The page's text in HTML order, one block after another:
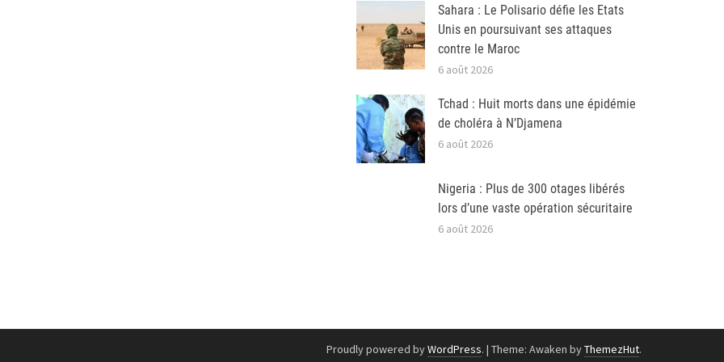
Sahara : Le Polisario défie les Etats
Unis en poursuivant ses attaques
contre le Maroc
6 août 2026
Tchad : Huit morts dans une épidémie
de choléra à N’Djamena
6 août 2026
Nigeria : Plus de 300 otages libérés
lors d’une vaste opération sécuritaire
6 août 2026
Proudly powered byWordPress. | Theme: Awaken byThemezHut.